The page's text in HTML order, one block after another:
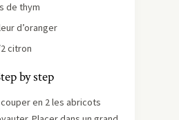
de thym
d’oranger
citron
by step
en 2 les abricots